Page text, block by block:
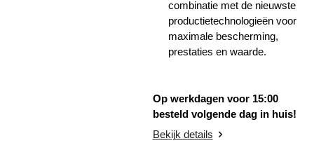
combinatie met de nieuwste
productietechnologieën voor
maximale bescherming,
prestaties en waarde.
Op werkdagen voor 15:00
besteld volgende dag in huis!
Bekijk details